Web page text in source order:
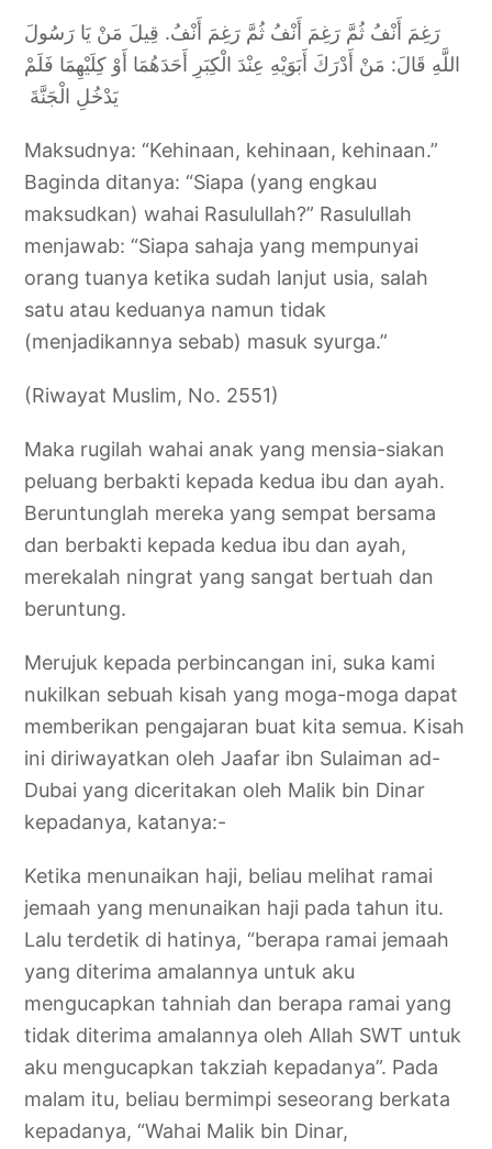
رَغِمَ أَنْفُ ثُمَّ رَغِمَ أَنْفُ ثُمَّ رَغِمَ أَنْفُ.‏ قِيلَ مَنْ يَا رَسُولَ
اللَّهِ قَالَ: ‏‏مَنْ أَدْرَكَ أَبَوَيْهِ عِنْدَ الْكِبَرِ أَحَدَهُمَا أَوْ كِلَيْهِمَا فَلَمْ
يَدْخُلِ الْجَنَّةَ ‏‏
Maksudnya: “Kehinaan, kehinaan, kehinaan.”
Baginda ditanya: “Siapa (yang engkau
maksudkan) wahai Rasulullah?” Rasulullah
menjawab: “Siapa sahaja yang mempunyai
orang tuanya ketika sudah lanjut usia, salah
satu atau keduanya namun tidak
(menjadikannya sebab) masuk syurga.”
(Riwayat Muslim, No. 2551)
Maka rugilah wahai anak yang mensia-siakan
peluang berbakti kepada kedua ibu dan ayah.
Beruntunglah mereka yang sempat bersama
dan berbakti kepada kedua ibu dan ayah,
merekalah ningrat yang sangat bertuah dan
beruntung.
Merujuk kepada perbincangan ini, suka kami
nukilkan sebuah kisah yang moga-moga dapat
memberikan pengajaran buat kita semua. Kisah
ini diriwayatkan oleh Jaafar ibn Sulaiman ad-
Dubai yang diceritakan oleh Malik bin Dinar
kepadanya, katanya:-
Ketika menunaikan haji, beliau melihat ramai
jemaah yang menunaikan haji pada tahun itu.
Lalu terdetik di hatinya, “berapa ramai jemaah
yang diterima amalannya untuk aku
mengucapkan tahniah dan berapa ramai yang
tidak diterima amalannya oleh Allah SWT untuk
aku mengucapkan takziah kepadanya”. Pada
malam itu, beliau bermimpi seseorang berkata
kepadanya, “Wahai Malik bin Dinar,